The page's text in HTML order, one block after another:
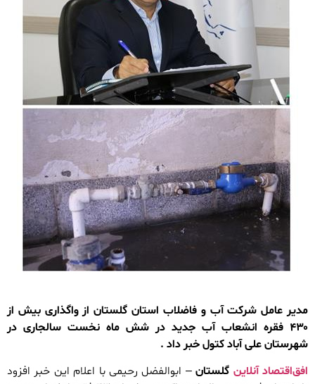
مدیر عامل شرکت آب و فاضلاب استان گلستان از واگذاری بیش از
۴۳۰ فقره انشعاب آب جدید در شش ماه نخست سالجاری در
شهرستان علی آباد کتول خبر داد .
افق‌اقتصاد آنلاین گلستان– ابوالفضل رحیمی با اعلام این خبر افزود